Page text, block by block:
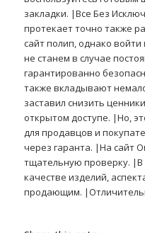
закладки. |Все Без
протекает точно также
сайт полип, однако
не станем в случае
гарантированно
также вкладывают
заставил снизить
открытом доступе. |Но,
для продавцов и
через гаранта. |На сайт
тщательную проверку. |В
качестве изделий,
продающим.